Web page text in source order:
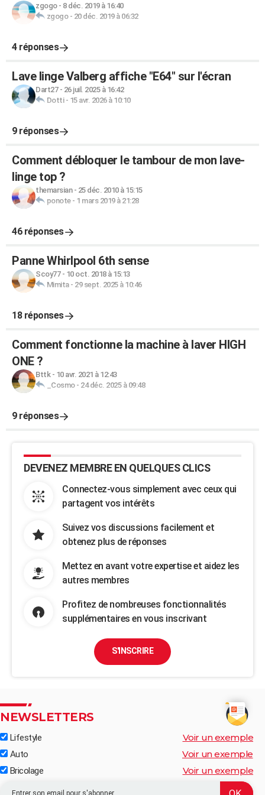
zgogo- 8 déc. 2019 à 16:40
zgogo- 20 déc. 2019 à 06:32
4 réponses
Lave linge Valberg affiche "E64" sur l'écran
Dart27- 26 juil. 2025 à 16:42
Dotti- 15 avr. 2026 à 10:10
9 réponses
Comment débloquer le tambour de mon lave-
linge top ?
themarsian- 25 déc. 2010 à 15:15
ponote- 1 mars 2019 à 21:28
46 réponses
Panne Whirlpool 6th sense
Scoy77- 10 oct. 2018 à 15:13
Mimita- 29 sept. 2025 à 10:46
18 réponses
Comment fonctionne la machine à laver HIGH
ONE ?
Bttk- 10 avr. 2021 à 12:43
_Cosmo- 24 déc. 2025 à 09:48
9 réponses
DEVENEZ MEMBRE EN QUELQUES CLICS
Connectez-vous simplement avec ceux qui
partagent vos intérêts
Suivez vos discussions facilement et
obtenez plus de réponses
Mettez en avant votre expertise et aidez les
autres membres
Profitez de nombreuses fonctionnalités
supplémentaires en vous inscrivant
S'INSCRIRE
NEWSLETTERS
Lifestyle Voir un exemple
Auto Voir un exemple
Bricolage Voir un exemple